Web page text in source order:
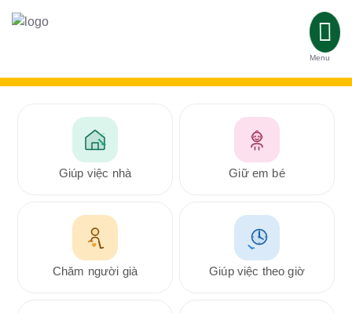
Menu
Giúp việc nhà Giữ em bé
Chăm người già Giúp việc theo giờ